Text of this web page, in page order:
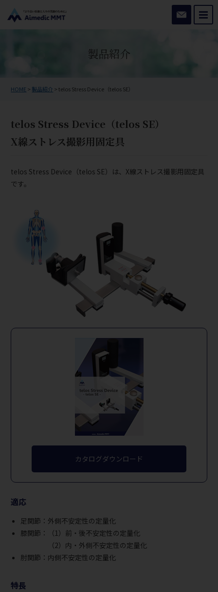
製品紹介
HOME > 製品紹介 >telos Stress Device（telos SE）
telos Stress Device（telos SE）
X線ストレス撮影用固定具
telos Stress Device（telos SE）は、X線ストレス撮影用固定具
です。
カタログダウンロード
適応
足関節：外側不安定性の定量化
膝関節：（1）前・後不安定性の定量化
（2）内・外側不安定性の定量化
肘関節：内側不安定性の定量化
特長